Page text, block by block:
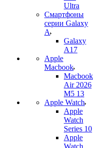
Ultra
Смартфоны
серии Galaxy
A
Galaxy
A17
Apple
Macbook
Macbook
Air 2026
M5 13
Apple Watch
Apple
Watch
Series 10
Apple
Watch